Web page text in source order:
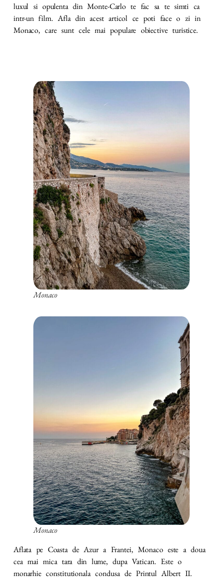
luxul si opulenta din Monte-Carlo te fac sa te simti ca
intr-un film. Afla din acest articol ce poti face o zi in
Monaco, care sunt cele mai populare obiective turistice.
Monaco
Monaco
Aflata pe Coasta de Azur a Frantei, Monaco este a doua
cea mai mica tara din lume, dupa Vatican. Este o
monarhie constitutionala condusa de Printul Albert II.